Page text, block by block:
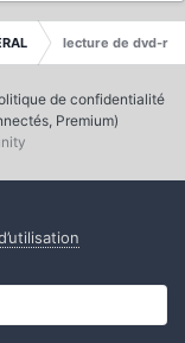
lecture de dvd-r
de confidentialité
Premium)